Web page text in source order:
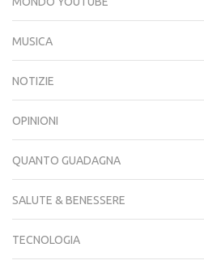
MUSICA
NOTIZIE
OPINIONI
QUANTO GUADAGNA
SALUTE & BENESSERE
TECNOLOGIA